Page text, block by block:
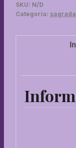
aromas
SKU: N/D
Categoría: